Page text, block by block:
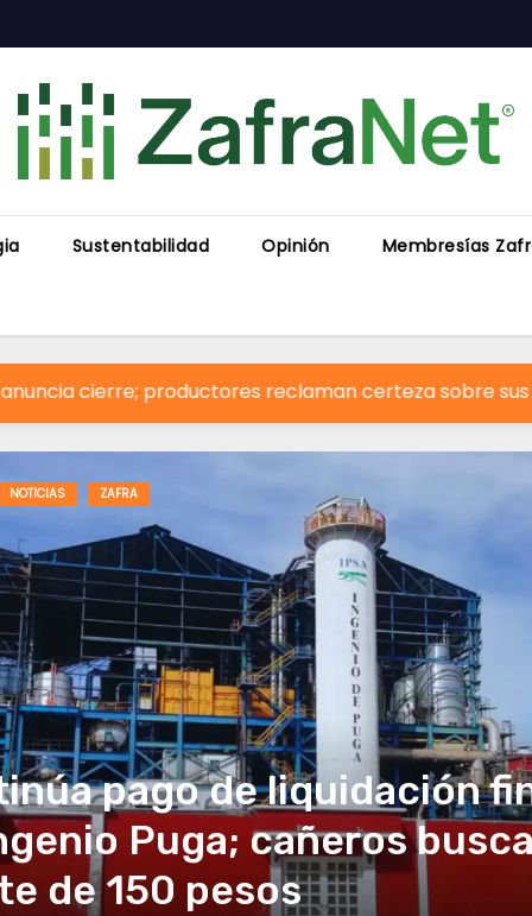
Sustentabilidad Opinión Membresías
reclaman certeza sobre sus pagos
NOTICIAS ZAFRA
pago de liquidación
Puga; cañeros
de 150 pesos